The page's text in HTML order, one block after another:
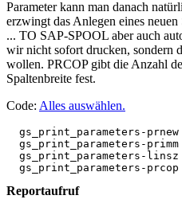
Parameter kann man danach
erzwingt das Anlegen eines
... TO SAP-SPOOL aber auch
wir nicht sofort drucken, sondern
wollen. PRCOP gibt die Anzahl
Spaltenbreite fest.
Code: Alles auswählen.
gs_print_parameters-prnew
gs_print_parameters-primm
gs_print_parameters-linsz
Reportaufruf